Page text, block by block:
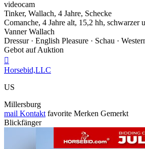
videocam
Tinker, Wallach, 4 Jahre, Schecke
Comanche, 4 Jahre alt, 15,2 hh, schwarzer
Vanner Wallach
Dressur · English Pleasure · Schau ·
Gebot auf Auktion

Horsebid,LLC
US
Millersburg
mail Kontakt favorite Merken Gemerkt
Blickfänger